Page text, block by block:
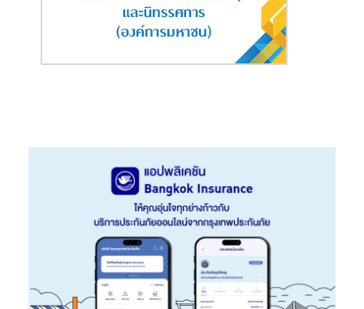
ครั้งนี้ว่า มาจากผลการสำรวจเพื่อต้องการหา Insight กลุ่มผู้บริโภค
และลูกค้า ที่มีความคาดหวังต่อธุรกิจประกันชีวิต ซึ่งพบว่าคนแต่ละเจน
เนอเรชั่นมีความต้องการที่ไม่เหมือนกันทั้งผลิตภัณฑ์ ช่องทางการขาย
และการบริการ แต่มีสิ่งหนึ่งที่คนทุกเจนคาดหวังและต้องการเหมือนกัน
คือ “ความใส่ใจ” ในบริการหลังการขาย ซึ่งการสื่อสารแบรนด์
แคมเปญนี้จะช่วยให้ผู้บริโภคเห็นความแตกต่างและรับรู้ถึงความใส่ใจ
ได้อย่างชัดเจน โดยเฉพาะกลุ่มคนรุ่นใหม่ที่เป็นกลุ่มเป้าหมายสำคัญใน
การขยายการรับรู้ และต้องการเข้าไปมีส่วนช่วยด้านการวางแผนการ